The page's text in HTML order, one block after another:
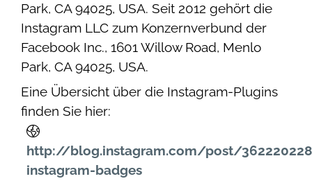
Park, CA 94025, USA. Seit 2012 gehört die
Instagram LLC zum Konzernverbund der
Facebook Inc., 1601 Willow Road, Menlo
Park, CA 94025, USA.
Eine Übersicht über die Instagram-Plugins
finden Sie hier:
http://blog.instagram.com/post/
instagram-badges